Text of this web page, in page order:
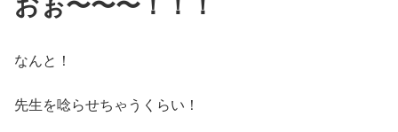
おぉ〜〜〜！！！
なんと！
先生を唸らせちゃうくらい！